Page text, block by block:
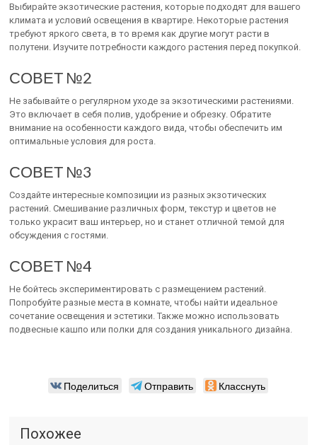
Выбирайте экзотические растения, которые подходят для вашего
климата и условий освещения в квартире. Некоторые растения
требуют яркого света, в то время как другие могут расти в
полутени. Изучите потребности каждого растения перед покупкой.
СОВЕТ №2
Не забывайте о регулярном уходе за экзотическими растениями.
Это включает в себя полив, удобрение и обрезку. Обратите
внимание на особенности каждого вида, чтобы обеспечить им
оптимальные условия для роста.
СОВЕТ №3
Создайте интересные композиции из разных экзотических
растений. Смешивание различных форм, текстур и цветов не
только украсит ваш интерьер, но и станет отличной темой для
обсуждения с гостями.
СОВЕТ №4
Не бойтесь экспериментировать с размещением растений.
Попробуйте разные места в комнате, чтобы найти идеальное
сочетание освещения и эстетики. Также можно использовать
подвесные кашпо или полки для создания уникального дизайна.
Поделиться Отправить Класснуть
Похожее